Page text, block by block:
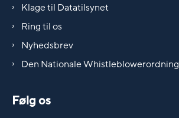
Klage til Datatilsynet
Ring til os
Nyhedsbrev
Den Nationale Whistleblowerordning
Følg os